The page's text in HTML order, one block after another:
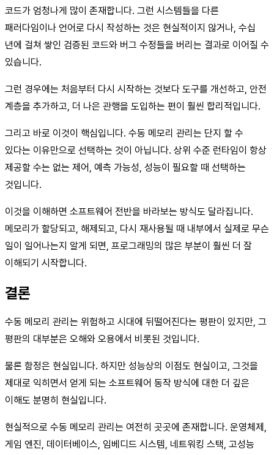
코드가 엄청나게 많이 존재합니다. 그런 시스템들을 다른
패러다임이나 언어로 다시 작성하는 것은 현실적이지 않거나, 수십
년에 걸쳐 쌓인 검증된 코드와 버그 수정들을 버리는 결과로 이어질 수
있습니다.
그런 경우에는 처음부터 다시 시작하는 것보다 도구를 개선하고, 안전
계층을 추가하고, 더 나은 관행을 도입하는 편이 훨씬 합리적입니다.
그리고 바로 이것이 핵심입니다. 수동 메모리 관리는 단지 할 수
있다는 이유만으로 선택하는 것이 아닙니다. 상위 수준 런타임이 항상
제공할 수는 없는 제어, 예측 가능성, 성능이 필요할 때 선택하는
것입니다.
이것을 이해하면 소프트웨어 전반을 바라보는 방식도 달라집니다.
메모리가 할당되고, 해제되고, 다시 재사용될 때 내부에서 실제로 무슨
일이 일어나는지 알게 되면, 프로그래밍의 많은 부분이 훨씬 더 잘
이해되기 시작합니다.
결론
수동 메모리 관리는 위험하고 시대에 뒤떨어진다는 평판이 있지만, 그
평판의 대부분은 오해와 오용에서 비롯된 것입니다.
물론 함정은 현실입니다. 하지만 성능상의 이점도 현실이고, 그것을
제대로 익히면서 얻게 되는 소프트웨어 동작 방식에 대한 더 깊은
이해도 분명히 현실입니다.
현실적으로 수동 메모리 관리는 여전히 곳곳에 존재합니다. 운영체제,
게임 엔진, 데이터베이스, 임베디드 시스템, 네트워킹 스택, 고성능